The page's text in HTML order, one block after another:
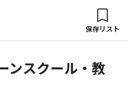
保存リスト
ンスクール・教